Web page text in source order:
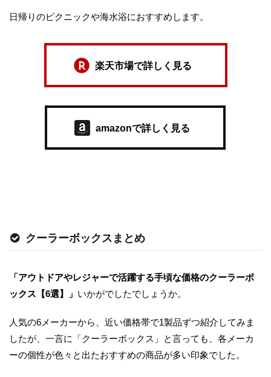
日帰りのピクニックや海水浴におすすめします。
楽天市場で詳しく見る
amazonで詳しく見る
クーラーボックスまとめ
「アウトドアやレジャーで活躍する手頃な価格のクーラーボ
ックス【6選】」 いかがでしたでしょうか。
人気の6メーカーから、近い価格帯で1製品ずつ紹介してみま
したが、一言に「クーラーボックス」と言っても、各メーカ
ーの個性が色々と出たおすすめの商品が多い印象でした。